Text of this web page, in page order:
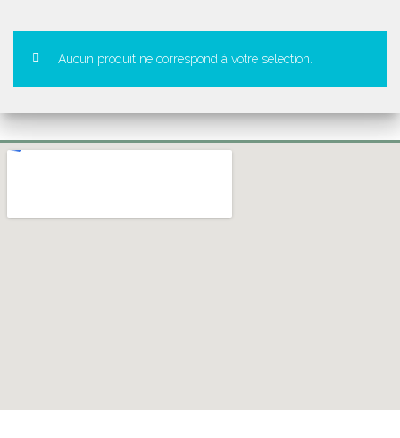
Aucun produit ne correspond à votre sélection.